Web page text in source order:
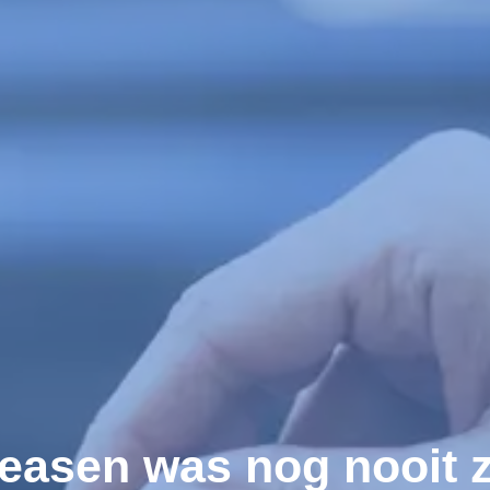
was nog nooit